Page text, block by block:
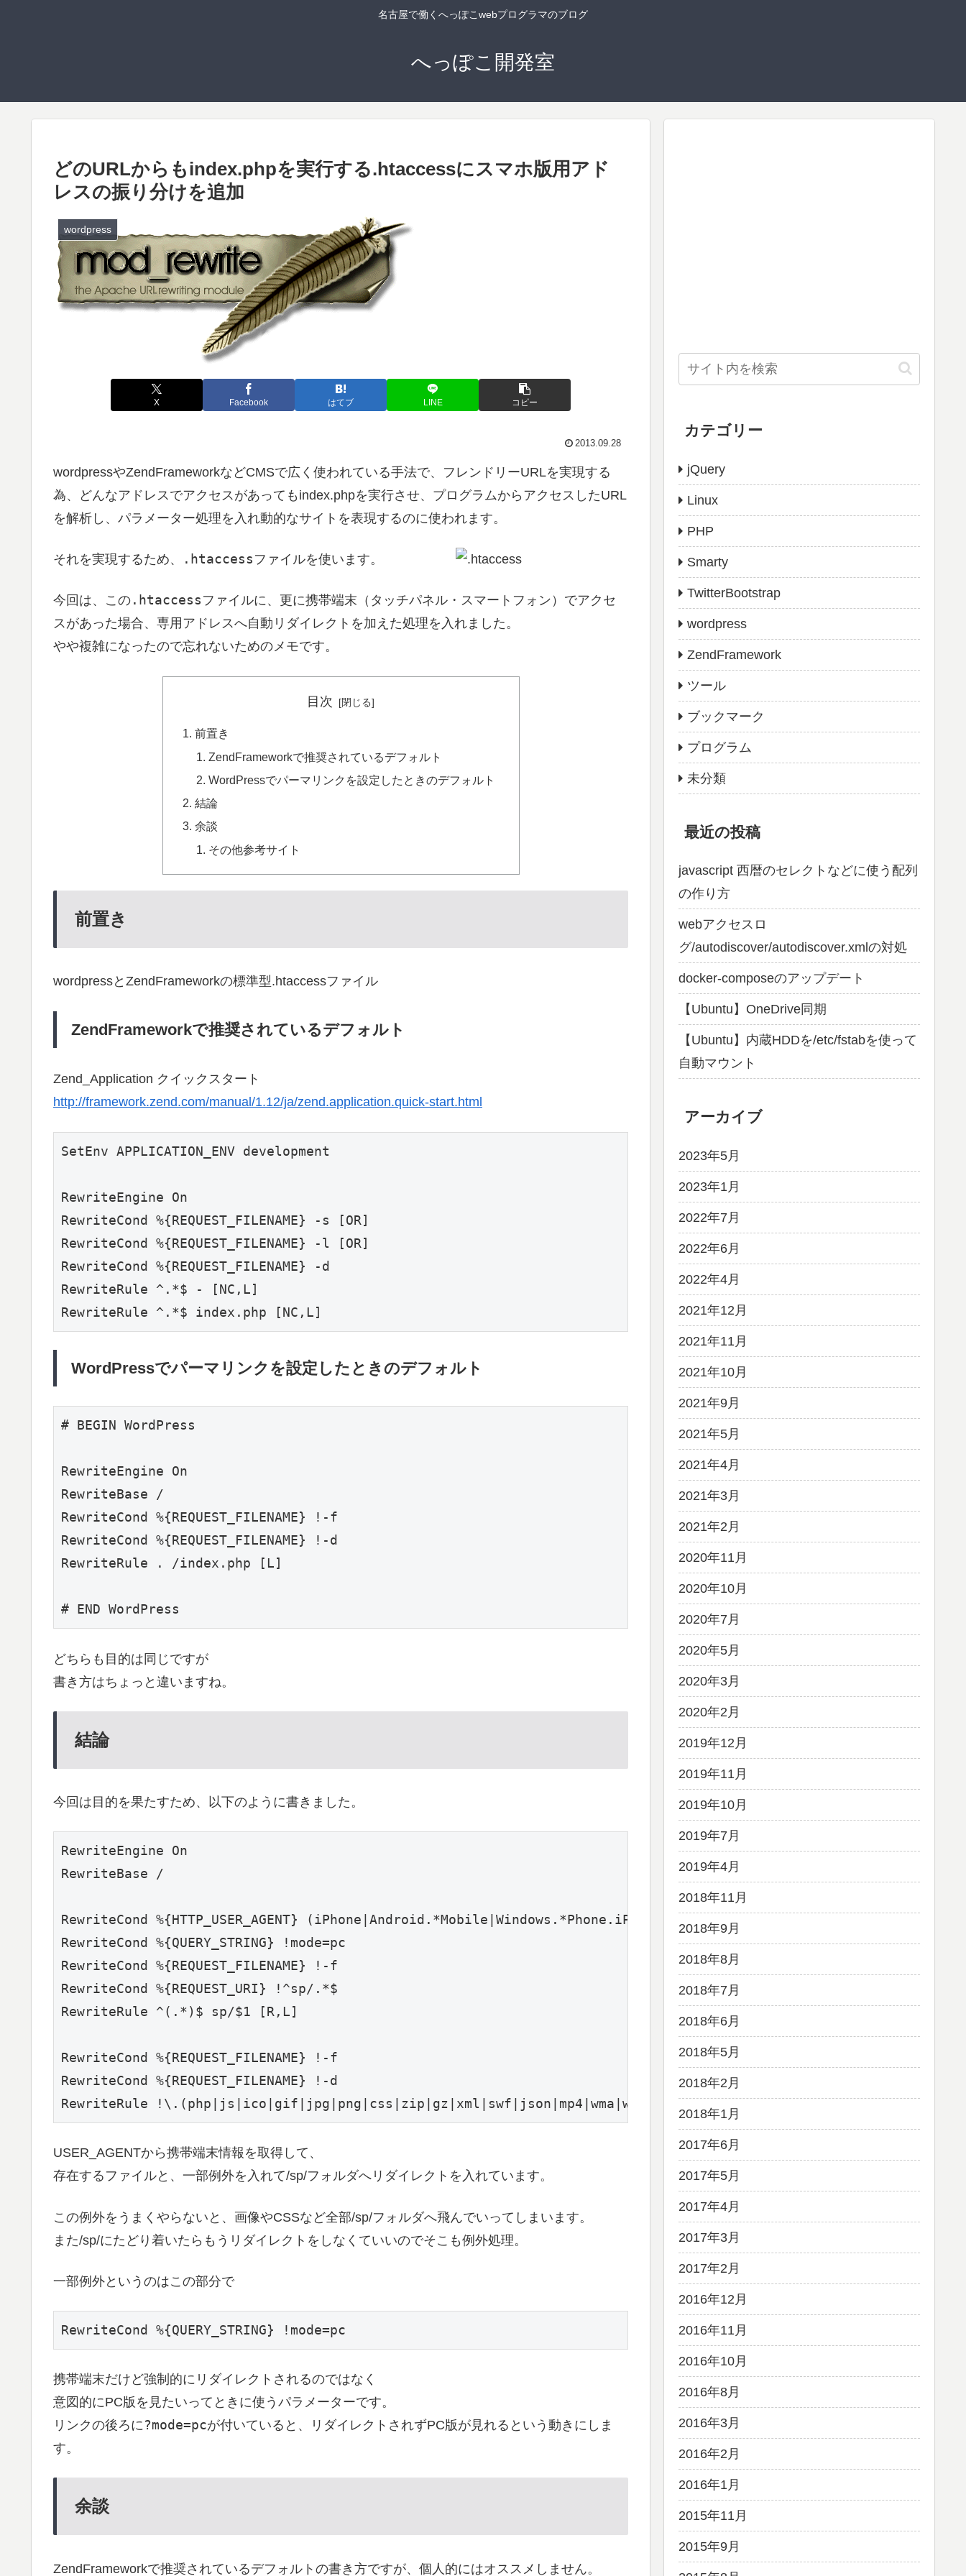
名古屋で働くへっぽこwebプログラマのブログ
へっぽこ開発室
どのURLからもindex.phpを実行する.htaccessにスマホ版用アド
レスの振り分けを追加
wordpress
X Facebook はてブ LINE コピー
2013.09.28
wordpressやZendFrameworkなどCMSで広く使われている手法で、フレンドリーURLを実現する
為、どんなアドレスでアクセスがあってもindex.phpを実行させ、プログラムからアクセスしたURL
を解析し、パラメーター処理を入れ動的なサイトを表現するのに使われます。
それを実現するため、 .htaccessファイルを使います。
今回は、この .htaccessファイルに、更に携帯端末（タッチパネル・スマートフォン）でアクセ
スがあった場合、専用アドレスへ自動リダイレクトを加えた処理を入れました。
やや複雑になったので忘れないためのメモです。
目次
前置き
ZendFrameworkで推奨されているデフォルト
WordPressでパーマリンクを設定したときのデフォルト
結論
余談
その他参考サイト
前置き
wordpressとZendFrameworkの標準型.htaccessファイル
ZendFrameworkで推奨されているデフォルト
Zend_Application クイックスタート
http://framework.zend.com/manual/1.12/ja/zend.application.quick-start.html
SetEnv APPLICATION_ENV development
RewriteEngine On
RewriteCond %{REQUEST_FILENAME} -s [OR]
RewriteCond %{REQUEST_FILENAME} -l [OR]
RewriteCond %{REQUEST_FILENAME} -d
RewriteRule ^.*$ - [NC,L]
WordPressでパーマリンクを設定したときのデフォルト
RewriteEngine On
RewriteBase /
RewriteCond %{REQUEST_FILENAME} !-f
RewriteCond %{REQUEST_FILENAME} !-d
どちらも目的は同じですが
書き方はちょっと違いますね。
結論
今回は目的を果たすため、以下のように書きました。
RewriteEngine On
RewriteBase /
RewriteCond %{HTTP_USER_AGENT} (iPhone|Android.*Mobile|Windows.*Phone.iPod) [NC]
RewriteCond %{QUERY_STRING} !mode=pc
RewriteCond %{REQUEST_FILENAME} !-f
RewriteCond %{REQUEST_URI} !^sp/.*$
RewriteRule ^(.*)$ sp/$1 [R,L]
RewriteCond %{REQUEST_FILENAME} !-f
RewriteCond %{REQUEST_FILENAME} !-d
USER_AGENTから携帯端末情報を取得して、
存在するファイルと、一部例外を入れて/sp/フォルダへリダイレクトを入れています。
この例外をうまくやらないと、画像やCSSなど全部/sp/フォルダへ飛んでいってしまいます。
また/sp/にたどり着いたらもうリダイレクトをしなくていいのでそこも例外処理。
一部例外というのはこの部分で
携帯端末だけど強制的にリダイレクトされるのではなく
意図的にPC版を見たいってときに使うパラメーターです。
リンクの後ろに?mode=pcが付いていると、リダイレクトされずPC版が見れるという動きにしま
す。
余談
ZendFrameworkで推奨されているデフォルトの書き方ですが、個人的にはオススメしません。
カテゴリー
jQuery
Linux
PHP
Smarty
TwitterBootstrap
wordpress
ZendFramework
ツール
ブックマーク
プログラム
未分類
最近の投稿
javascript 西暦のセレクトなどに使う配列
の作り方
webアクセスロ
グ/autodiscover/autodiscover.xmlの対処
docker-composeのアップデート
【Ubuntu】OneDrive同期
【Ubuntu】内蔵HDDを/etc/fstabを使って
自動マウント
アーカイブ
2023年5月
2023年1月
2022年7月
2022年6月
2022年4月
2021年12月
2021年11月
2021年10月
2021年9月
2021年5月
2021年4月
2021年3月
2021年2月
2020年11月
2020年10月
2020年7月
2020年5月
2020年3月
2020年2月
2019年12月
2019年11月
2019年10月
2019年7月
2019年4月
2018年11月
2018年9月
2018年8月
2018年7月
2018年6月
2018年5月
2018年2月
2018年1月
2017年6月
2017年5月
2017年4月
2017年3月
2017年2月
2016年12月
2016年11月
2016年10月
2016年8月
2016年3月
2016年2月
2016年1月
2015年11月
2015年9月